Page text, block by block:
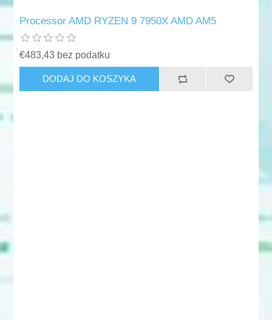
Processor AMD RYZEN 9 7950X AMD AM5
€483,43 bez podatku
DODAJ DO KOSZYKA